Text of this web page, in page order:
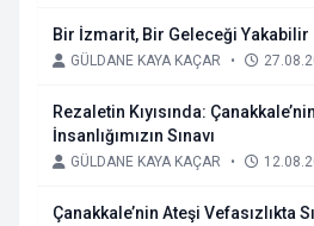
Bir İzmarit, Bir Geleceği Yakabilir
GÜLDANE KAYA KAÇAR •
Rezaletin Kıyısında:
İnsanlığımızın Sınavı
GÜLDANE KAYA KAÇAR •
Çanakkale’nin Ateşi Vefasızlıkta Sınanıyor, Levent